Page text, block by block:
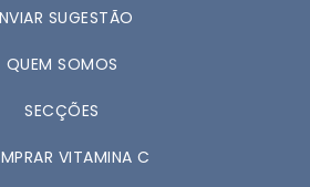
SUGESTÃO
QUEM SOMOS
SECÇÕES
VITAMINA C